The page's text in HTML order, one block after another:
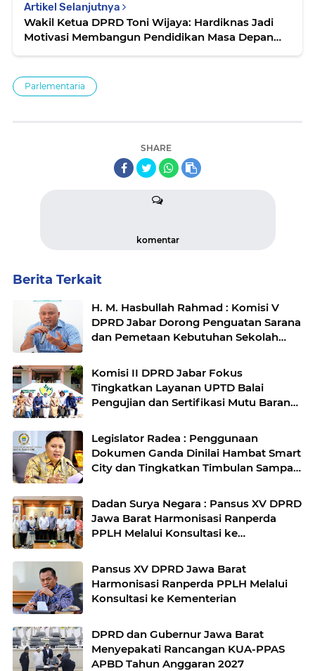
Artikel Selanjutnya
Wakil Ketua DPRD Toni Wijaya: Hardiknas Jadi
Motivasi Membangun Pendidikan Masa Depan
Parlementaria
SHARE
komentar
Berita Terkait
H. M. Hasbullah Rahmad : Komisi V
DPRD Jabar Dorong Penguatan Sarana
dan Pemetaan Kebutuhan Sekolah
Komisi II DPRD Jabar Fokus
Tingkatkan Layanan UPTD Balai
Pengujian dan Sertifikasi Mutu Barang
Legislator Radea : Penggunaan
Dokumen Ganda Dinilai Hambat Smart
City dan Tingkatkan Timbulan Sampah
Dadan Surya Negara : Pansus XV DPRD
Jawa Barat Harmonisasi Ranperda
PPLH Melalui Konsultasi ke
Pansus XV DPRD Jawa Barat
Harmonisasi Ranperda PPLH Melalui
Konsultasi ke Kementerian
DPRD dan Gubernur Jawa Barat
Menyepakati Rancangan KUA-PPAS
APBD Tahun Anggaran 2027